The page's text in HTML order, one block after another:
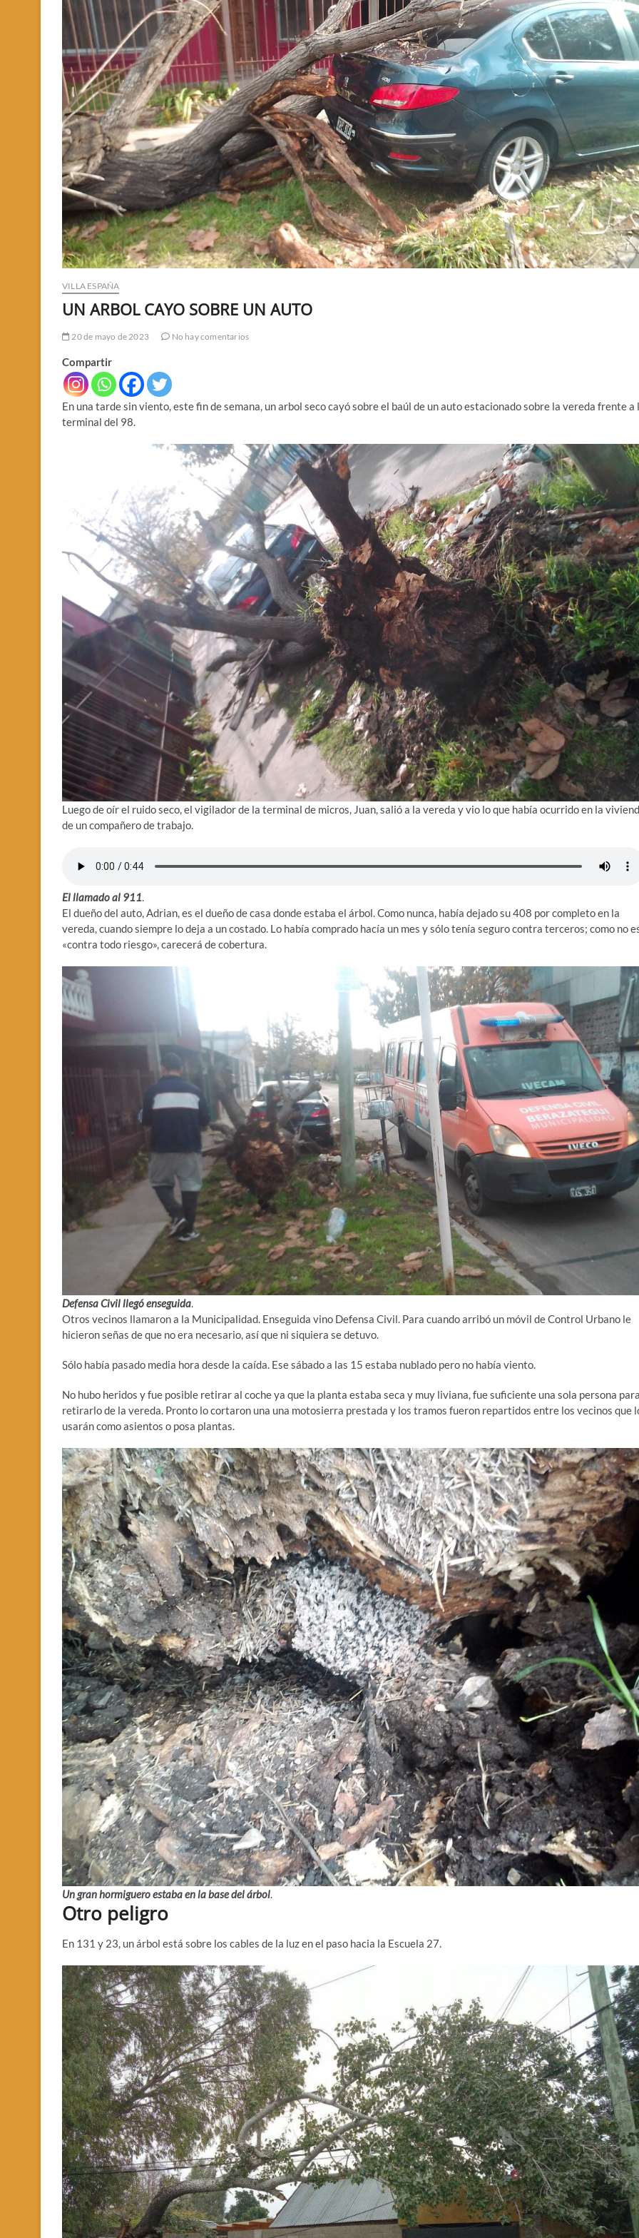
VILLA ESPAÑA
UN ARBOL CAYO SOBRE UN AUTO
20 de mayo de 2023 No hay comentarios
Compartir
En una tarde sin viento, este fin de semana, un arbol seco cayó sobre el baúl de un auto estacionado sobre la vereda frente a
terminal del 98.
Luego de oír el ruido seco, el vigilador de la terminal de micros, Juan, salió a la vereda y vio lo que había ocurrido en la
de un compañero de trabajo.
El llamado al 911.
El dueño del auto, Adrian, es el dueño de casa donde estaba el árbol. Como nunca, había dejado su 408 por completo en la
vereda, cuando siempre lo deja a un costado. Lo había comprado hacía un mes y sólo tenía seguro contra terceros; como no
«contra todo riesgo», carecerá de cobertura.
Defensa Civil llegó enseguida.
Otros vecinos llamaron a la Municipalidad. Enseguida vino Defensa Civil. Para cuando arribó un móvil de Control Urbano le
hicieron señas de que no era necesario, así que ni siquiera se detuvo.
Sólo había pasado media hora desde la caída. Ese sábado a las 15 estaba nublado pero no había viento.
No hubo heridos y fue posible retirar al coche ya que la planta estaba seca y muy liviana, fue suficiente una sola persona
retirarlo de la vereda. Pronto lo cortaron una una motosierra prestada y los tramos fueron repartidos entre los vecinos que
usarán como asientos o posa plantas.
Un gran hormiguero estaba en la base del árbol.
Otro peligro
En 131 y 23, un árbol está sobre los cables de la luz en el paso hacia la Escuela 27.